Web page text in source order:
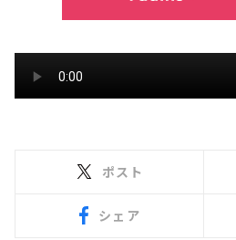
ポスト
シェア